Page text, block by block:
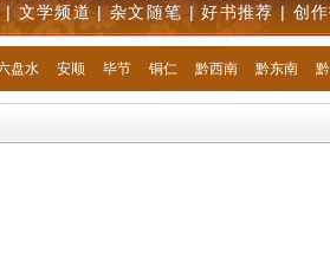
|文学频道|杂文随笔 |好书推荐 | 创
盘水 安顺 毕节 铜仁 黔西南 黔东南